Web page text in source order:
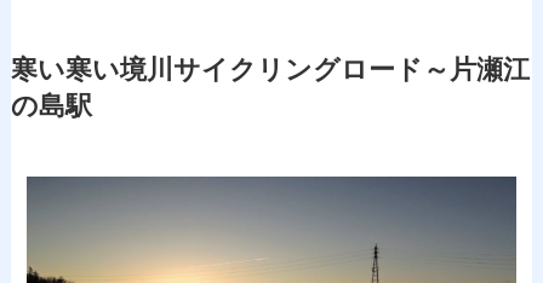
寒い寒い境川サイクリングロード～片瀬江
の島駅